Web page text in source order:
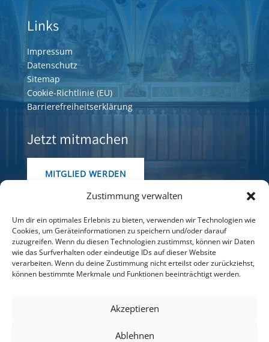
Zustimmung verwalten
Um dir ein optimales Erlebnis zu bieten, verwenden wir Technologien wie
Cookies, um Geräteinformationen zu speichern und/oder darauf
zuzugreifen. Wenn du diesen Technologien zustimmst, können wir Daten
wie das Surfverhalten oder eindeutige IDs auf dieser Website
verarbeiten. Wenn du deine Zustimmung nicht erteilst oder zurückziehst,
können bestimmte Merkmale und Funktionen beeinträchtigt werden.
Akzeptieren
Ablehnen
Links
Impressum
Datenschutz
Sitemap
Cookie-Richtlinie (EU)
Barrierefreiheitserklärung
Jetzt mitmachen
MITGLIED WERDEN
Teilhabe, Inklusion und kulturellen Zugang für alle.